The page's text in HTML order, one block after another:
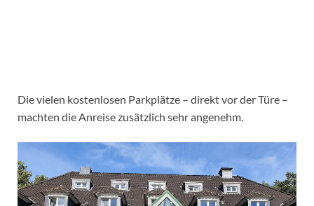
Die vielen kostenlosen Parkplätze – direkt vor der Türe –
machten die Anreise zusätzlich sehr angenehm.